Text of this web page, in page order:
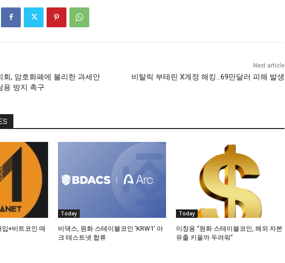
회, 암호화폐에 불리한 과세안
용 방지 촉구
Next article
비탈릭 부테린 X계정 해킹…69만달러 피해 발생
+비트코인 매
Today
비댁스, 원화 스테이블코인 ‘KRW1’ 아
크 테스트넷 합류
Today
이창용 “원화 스테이블코인, 해외 자본
유출 키울까 두려워”